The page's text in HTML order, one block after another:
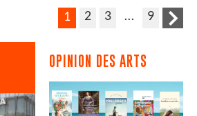
1 2 3 … 9
OPINION DES ARTS